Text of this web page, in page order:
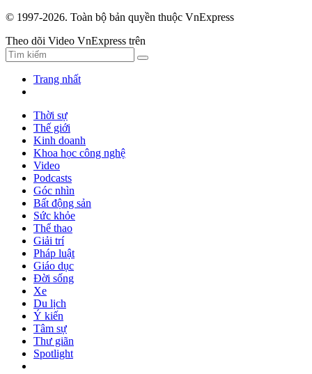
© 1997-2026. Toàn bộ bản quyền thuộc VnExpress
Theo dõi Video VnExpress trên
Trang nhất
Thời sự
Thế giới
Kinh doanh
Khoa học công nghệ
Video
Podcasts
Góc nhìn
Bất động sản
Sức khỏe
Thể thao
Giải trí
Pháp luật
Giáo dục
Đời sống
Xe
Du lịch
Ý kiến
Tâm sự
Thư giãn
Spotlight